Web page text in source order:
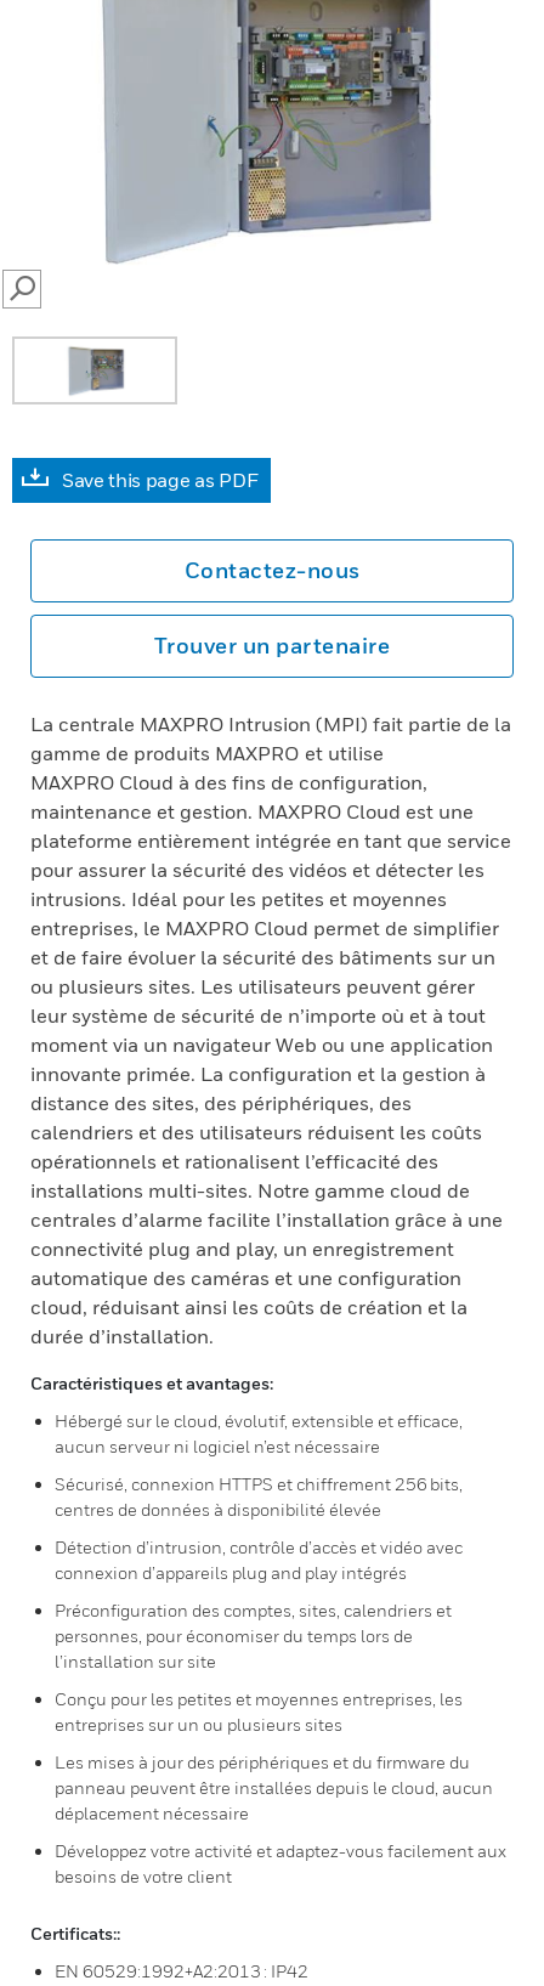
SEARCH
Save this page as PDF
Contactez-nous
Trouver un partenaire
La centrale MAXPRO Intrusion (MPI) fait partie de la
gamme de produits MAXPRO et utilise
MAXPRO Cloud à des fins de configuration,
maintenance et gestion. MAXPRO Cloud est une
plateforme entièrement intégrée en tant que service
pour assurer la sécurité des vidéos et détecter les
intrusions. Idéal pour les petites et moyennes
entreprises, le MAXPRO Cloud permet de simplifier
et de faire évoluer la sécurité des bâtiments sur un
ou plusieurs sites. Les utilisateurs peuvent gérer
leur système de sécurité de n’importe où et à tout
moment via un navigateur Web ou une application
innovante primée. La configuration et la gestion à
distance des sites, des périphériques, des
calendriers et des utilisateurs réduisent les coûts
opérationnels et rationalisent l’efficacité des
installations multi-sites. Notre gamme cloud de
centrales d’alarme facilite l’installation grâce à une
connectivité plug and play, un enregistrement
automatique des caméras et une configuration
cloud, réduisant ainsi les coûts de création et la
durée d’installation.
Caractéristiques et avantages:
Hébergé sur le cloud, évolutif, extensible et efficace,
aucun serveur ni logiciel n’est nécessaire
Sécurisé, connexion HTTPS et chiffrement 256 bits,
centres de données à disponibilité élevée
Détection d’intrusion, contrôle d’accès et vidéo avec
connexion d’appareils plug and play intégrés
Préconfiguration des comptes, sites, calendriers et
personnes, pour économiser du temps lors de
l’installation sur site
Conçu pour les petites et moyennes entreprises, les
entreprises sur un ou plusieurs sites
Les mises à jour des périphériques et du firmware du
panneau peuvent être installées depuis le cloud, aucun
déplacement nécessaire
Développez votre activité et adaptez-vous facilement aux
besoins de votre client
Certificats::
EN 60529:1992+A2:2013 : IP42